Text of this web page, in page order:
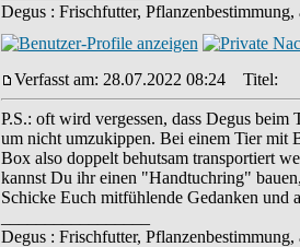
Degus : Frischfutter,
Verfasst am: 28.07.2022 08:24 Titel:
P.S.: oft wird vergessen, dass Degus
um nicht umzukippen. Bei einem Tier mit
Box also doppelt behutsam transportiert
kannst Du ihr einen "Handtuchring"
Schicke Euch mitfühlende Gedanken und
Degus : Frischfutter,